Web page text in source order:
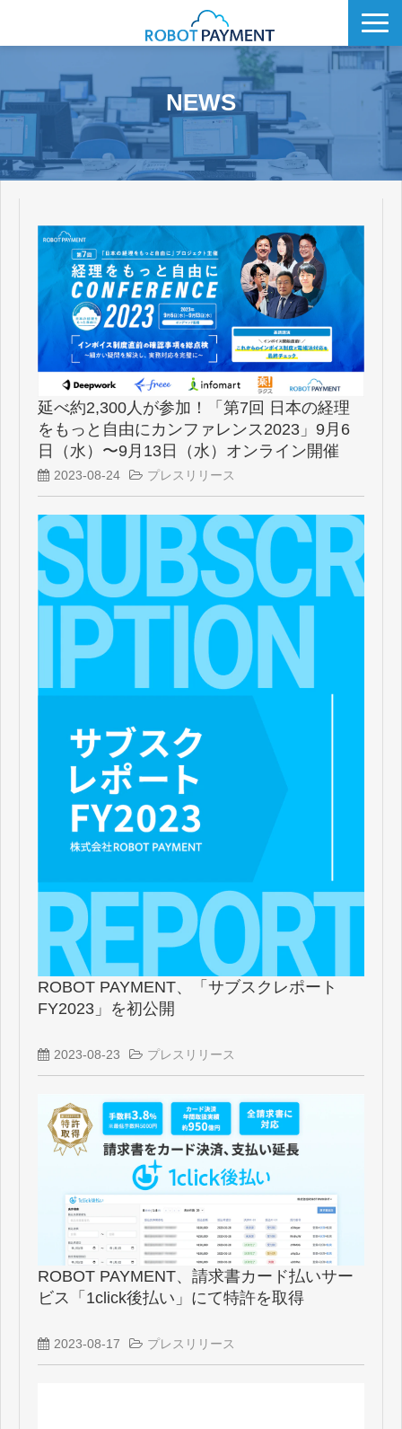
CVC
会社情報
IR
メディア
NEWS
延べ約2,300人が参加！「第7回 日本の経理
をもっと自由にカンファレンス2023」9月6
日（水）〜9月13日（水）オンライン開催
2023-08-24 プレスリリース
ROBOT PAYMENT、「サブスクレポート
FY2023」を初公開
2023-08-23 プレスリリース
ROBOT PAYMENT、請求書カード払いサー
ビス「1click後払い」にて特許を取得
2023-08-17 プレスリリース